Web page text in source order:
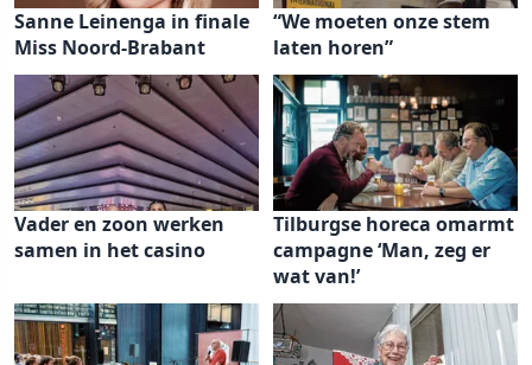
Sanne Leinenga in finale
Miss Noord-Brabant
“We moeten onze stem
laten horen”
Vader en zoon werken
samen in het casino
Tilburgse horeca omarmt
campagne ‘Man, zeg er
wat van!’